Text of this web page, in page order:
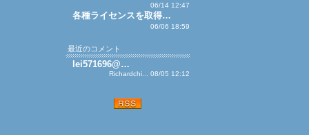
06/14 12:47
各種ライセンスを取得…
06/06 18:59
最近のコメント
lei571696@…
Richardchi... 08/05 12:12